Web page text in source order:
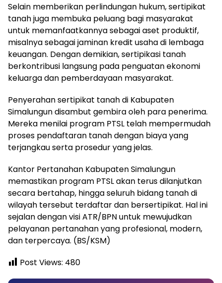
Selain memberikan perlindungan hukum, sertipikat
tanah juga membuka peluang bagi masyarakat
untuk memanfaatkannya sebagai aset produktif,
misalnya sebagai jaminan kredit usaha di lembaga
keuangan. Dengan demikian, sertipikasi tanah
berkontribusi langsung pada penguatan ekonomi
keluarga dan pemberdayaan masyarakat.
Penyerahan sertipikat tanah di Kabupaten
Simalungun disambut gembira oleh para penerima.
Mereka menilai program PTSL telah mempermudah
proses pendaftaran tanah dengan biaya yang
terjangkau serta prosedur yang jelas.
Kantor Pertanahan Kabupaten Simalungun
memastikan program PTSL akan terus dilanjutkan
secara bertahap, hingga seluruh bidang tanah di
wilayah tersebut terdaftar dan bersertipikat. Hal ini
sejalan dengan visi ATR/BPN untuk mewujudkan
pelayanan pertanahan yang profesional, modern,
dan terpercaya. (BS/KSM)
Post Views: 480